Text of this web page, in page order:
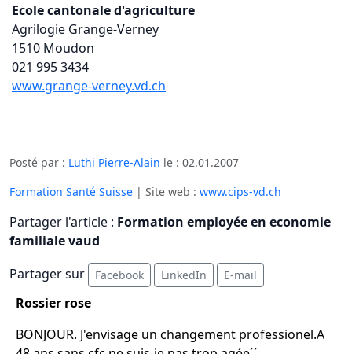
Ecole cantonale d'agriculture
Agrilogie Grange-Verney
1510 Moudon
021 995 3434
www.grange-verney.vd.ch
Posté par : Luthi Pierre-Alain le : 02.01.2007
Formation Santé Suisse | Site web : www.cips-vd.ch
Partager l'article : Formation employée en economie
familiale vaud
Partager sur
Facebook LinkedIn E-mail
Rossier rose
BONJOUR. J'envisage un changement professionel.A